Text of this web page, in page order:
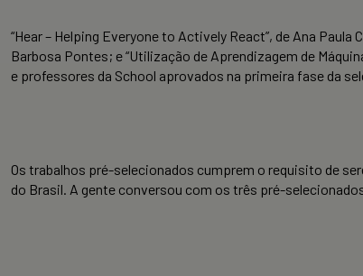
“Hear – Helping Everyone to Actively React”, de Ana
Barbosa Pontes; e “Utilização de Aprendizagem de
e professores da School aprovados na primeira fase da
Os trabalhos pré-selecionados cumprem o requisito de
do Brasil. A gente conversou com os três pré-